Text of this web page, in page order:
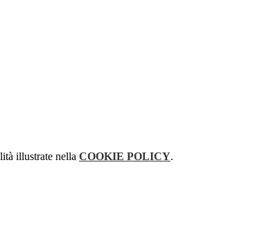
illustrate nella COOKIE POLICY.